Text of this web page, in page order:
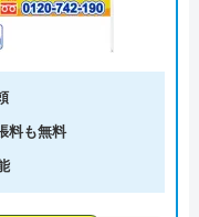
料も無料